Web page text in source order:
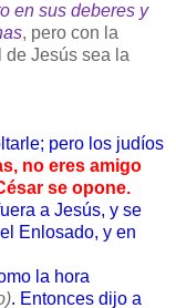
en sus deberes y
, pero con la
de Jesús sea la
pero los judíos
no eres amigo
se opone.
a Jesús, y se
Enlosado, y en
la hora
. Entonces dijo a